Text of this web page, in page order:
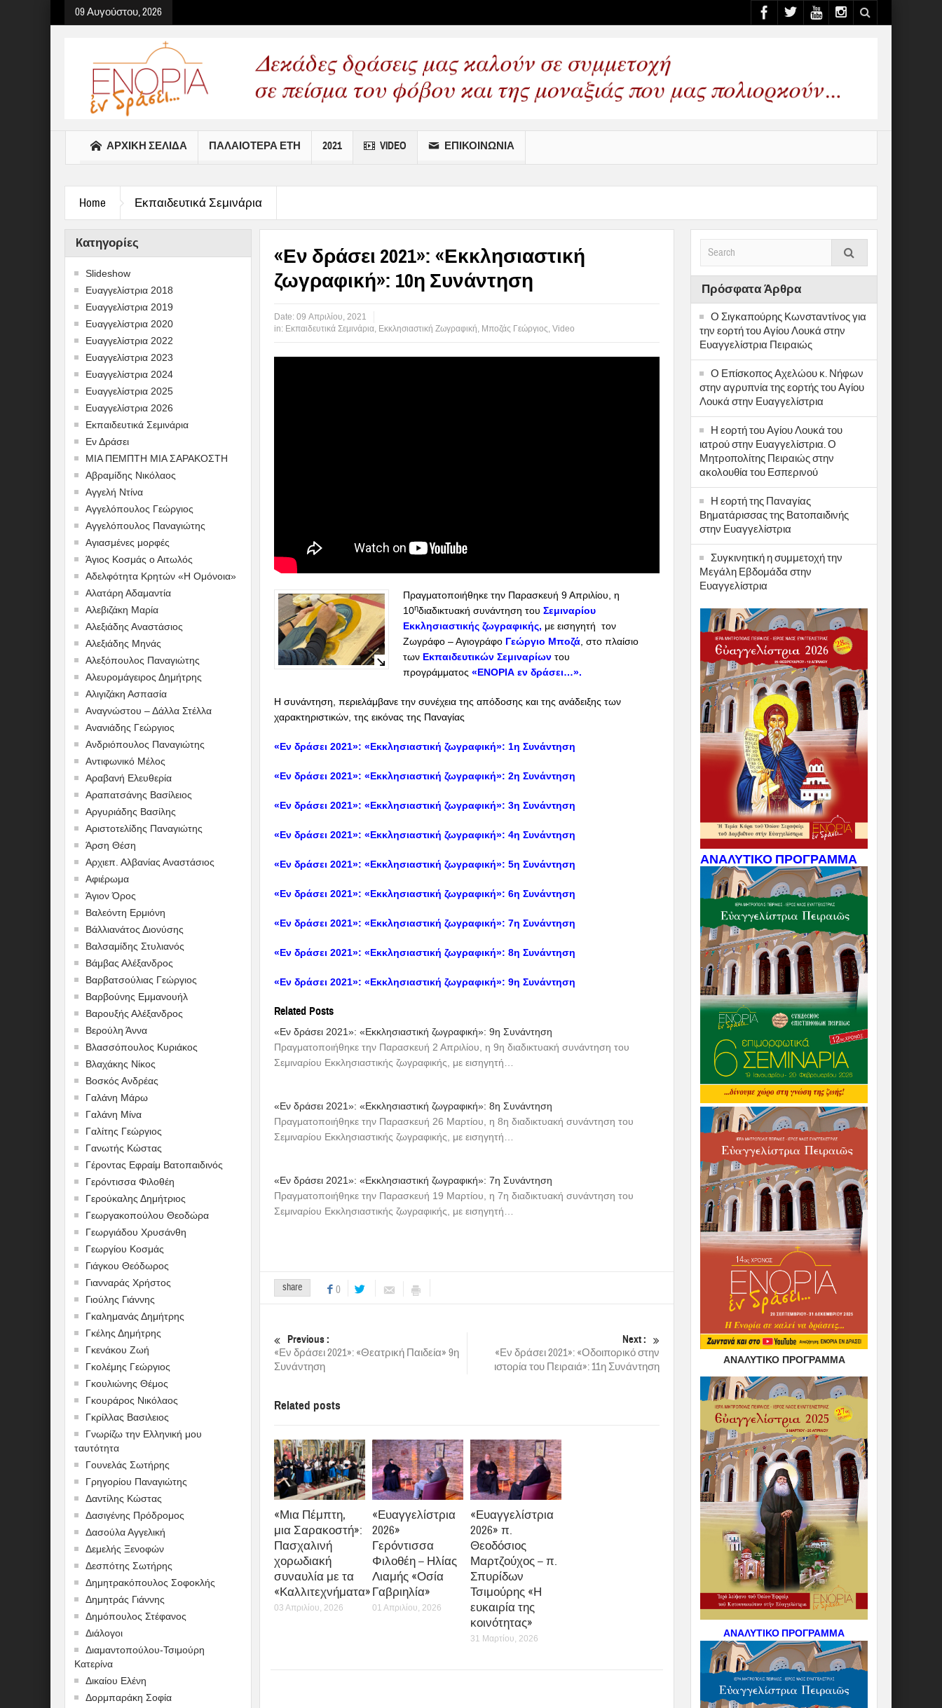
09 Αυγούστου, 2026
ΑΡΧΙΚΉ ΣΕΛΊΔΑ ΠΑΛΑΙΟΤΕΡΑ ΕΤΗ 2021 VIDEO ΕΠΙΚΟΙΝΩΝΙΑ
Home Εκπαιδευτικά Σεμινάρια
Kατηγορίες
Slideshow
Ευαγγελίστρια 2018
Ευαγγελίστρια 2019
Ευαγγελίστρια 2020
Ευαγγελίστρια 2022
Ευαγγελίστρια 2023
Ευαγγελίστρια 2024
Ευαγγελίστρια 2025
Ευαγγελίστρια 2026
Εκπαιδευτικά Σεμινάρια
Εν Δράσει
ΜΙΑ ΠΕΜΠΤΗ ΜΙΑ ΣΑΡΑΚΟΣΤΗ
Αβραμίδης Νικόλαος
Αγγελή Ντίνα
Αγγελόπουλος Γεώργιος
Αγγελόπουλος Παναγιώτης
Αγιασμένες μορφές
Άγιος Κοσμάς ο Αιτωλός
Αδελφότητα Κρητών «Η Ομόνοια»
Αλατάρη Αδαμαντία
Αλεβιζάκη Μαρία
Αλεξιάδης Αναστάσιος
Αλεξιάδης Μηνάς
Αλεξόπουλος Παναγιώτης
Αλευρομάγειρος Δημήτρης
Αλιγιζάκη Ασπασία
Αναγνώστου – Δάλλα Στέλλα
Ανανιάδης Γεώργιος
Ανδριόπουλος Παναγιώτης
Αντιφωνικό Μέλος
Αραβανή Ελευθερία
Αραπατσάνης Βασίλειος
Αργυριάδης Βασίλης
Αριστοτελίδης Παναγιώτης
Άρση Θέση
Αρχιεπ. Αλβανίας Αναστάσιος
Αφιέρωμα
Άγιον Όρος
Βαλεόντη Ερμιόνη
Βάλλιανάτος Διονύσης
Βαλσαμίδης Στυλιανός
Βάμβας Αλέξανδρος
Βαρβατσούλιας Γεώργιος
Βαρβούνης Εμμανουήλ
Βαρουξής Αλέξανδρος
Βερούλη Άννα
Βλασσόπουλος Κυριάκος
Βλαχάκης Νίκος
Βοσκός Ανδρέας
Γαλάνη Μάρω
Γαλάνη Μίνα
Γαλίτης Γεώργιος
Γανωτής Κώστας
Γέροντας Εφραίμ Βατοπαιδινός
Γερόντισσα Φιλοθέη
Γερούκαλης Δημήτριος
Γεωργακοπούλου Θεοδώρα
Γεωργιάδου Χρυσάνθη
Γεωργίου Κοσμάς
Γιάγκου Θεόδωρος
Γιανναράς Χρήστος
Γιούλης Γιάννης
Γκαλημανάς Δημήτρης
Γκέλης Δημήτρης
Γκενάκου Ζωή
Γκολέμης Γεώργιος
Γκουλιώνης Θέμος
Γκουράρος Νικόλαος
Γκρίλλας Βασιλειος
Γνωρίζω την Ελληνική μου
ταυτότητα
Γουνελάς Σωτήρης
Γρηγορίου Παναγιώτης
Δαντίλης Κώστας
Δασιγένης Πρόδρομος
Δασούλα Αγγελική
Δεμελής Ξενοφών
Δεσπότης Σωτήρης
Δημητρακόπουλος Σοφοκλής
Δημητράς Γιάννης
Δημόπουλος Στέφανος
Διάλογοι
Διαμαντοπούλου-Τσιμούρη
Κατερίνα
Δικαίου Ελένη
Δορμπαράκη Σοφία
«Εν δράσει 2021»: «Εκκλησιαστική
ζωγραφική»: 10η Συνάντηση
Date:09 Απριλίου, 2021
in: Εκπαιδευτικά Σεμινάρια, Εκκλησιαστική Ζωγραφική, Μποζάς Γεώργιος,Video
Πραγματοποιήθηκε την Παρασκευή 9 Απριλίου, η
10ηδιαδικτυακή συνάντηση του Σεμιναρίου
Εκκλησιαστικής ζωγραφικής, με εισηγητή τον
Ζωγράφο – Αγιογράφο Γεώργιο Μποζά, στο πλαίσιο
των Εκπαιδευτικών Σεμιναρίων του
προγράμματος «ΕΝΟΡΙΑ εν δράσει…».
Η συνάντηση, περιελάμβανε την συνέχεια της απόδοσης και της ανάδειξης των
χαρακτηριστικών, της εικόνας της Παναγίας
«Εν δράσει 2021»: «Εκκλησιαστική ζωγραφική»: 1η Συνάντηση
«Εν δράσει 2021»: «Εκκλησιαστική ζωγραφική»: 2η Συνάντηση
«Εν δράσει 2021»: «Εκκλησιαστική ζωγραφική»: 3η Συνάντηση
«Εν δράσει 2021»: «Εκκλησιαστική ζωγραφική»: 4η Συνάντηση
«Εν δράσει 2021»: «Εκκλησιαστική ζωγραφική»: 5η Συνάντηση
«Εν δράσει 2021»: «Εκκλησιαστική ζωγραφική»: 6η Συνάντηση
«Εν δράσει 2021»: «Εκκλησιαστική ζωγραφική»: 7η Συνάντηση
«Εν δράσει 2021»: «Εκκλησιαστική ζωγραφική»: 8η Συνάντηση
«Εν δράσει 2021»: «Εκκλησιαστική ζωγραφική»: 9η Συνάντηση
Related Posts
«Εν δράσει 2021»: «Εκκλησιαστική ζωγραφική»: 9η Συνάντηση
Πραγματοποιήθηκε την Παρασκευή 2 Απριλίου, η 9η διαδικτυακή συνάντηση του
Σεμιναρίου Εκκλησιαστικής ζωγραφικής, με εισηγητή…
«Εν δράσει 2021»: «Εκκλησιαστική ζωγραφική»: 8η Συνάντηση
Πραγματοποιήθηκε την Παρασκευή 26 Μαρτίου, η 8η διαδικτυακή συνάντηση του
Σεμιναρίου Εκκλησιαστικής ζωγραφικής, με εισηγητή…
«Εν δράσει 2021»: «Εκκλησιαστική ζωγραφική»: 7η Συνάντηση
Πραγματοποιήθηκε την Παρασκευή 19 Μαρτίου, η 7η διαδικτυακή συνάντηση του
Σεμιναρίου Εκκλησιαστικής ζωγραφικής, με εισηγητή…
share 0
Previous :
«Εν δράσει 2021»: «Θεατρική Παιδεία» 9η
Συνάντηση
Next :
«Εν δράσει 2021»: «Οδοιπορικό στην
ιστορία του Πειραιά»: 11η Συνάντηση
Related posts
«Μια Πέμπτη,
μια Σαρακοστή»:
Πασχαλινή
χορωδιακή
συναυλία με τα
«Καλλιτεχνήματα»
03 Απριλίου, 2026
«Ευαγγελίστρια
2026»
Γερόντισσα
Φιλοθέη – Ηλίας
Λιαμής «Οσία
Γαβριηλία»
01 Απριλίου, 2026
«Ευαγγελίστρια
2026» π.
Θεοδόσιος
Μαρτζούχος – π.
Σπυρίδων
Τσιμούρης «Η
ευκαιρία της
κοινότητας»
31 Μαρτίου, 2026
Πρόσφατα Άρθρα
Ο Σιγκαπούρης Κωνσταντίνος για
την εορτή του Αγίου Λουκά στην
Ευαγγελίστρια Πειραιώς
Ο Επίσκοπος Αχελώου κ. Νήφων
στην αγρυπνία της εορτής του Αγίου
Λουκά στην Ευαγγελίστρια
Η εορτή του Αγίου Λουκά του
ιατρού στην Ευαγγελίστρια. Ο
Μητροπολίτης Πειραιώς στην
ακολουθία του Εσπερινού
Η εορτή της Παναγίας
Βηματάρισσας της Βατοπαιδινής
στην Ευαγγελίστρια
Συγκινητική η συμμετοχή την
Μεγάλη Εβδομάδα στην
Ευαγγελίστρια
ΑΝΑΛΥΤΙΚΟ ΠΡΟΓΡΑΜΜΑ
ΑΝΑΛΥΤΙΚΟ ΠΡΟΓΡΑΜΜΑ
ΑΝΑΛΥΤΙΚΟ ΠΡΟΓΡΑΜΜΑ